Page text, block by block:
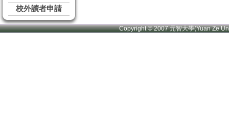
校外讀者申請
Copyright © 2007 元智大學(Yuan Ze